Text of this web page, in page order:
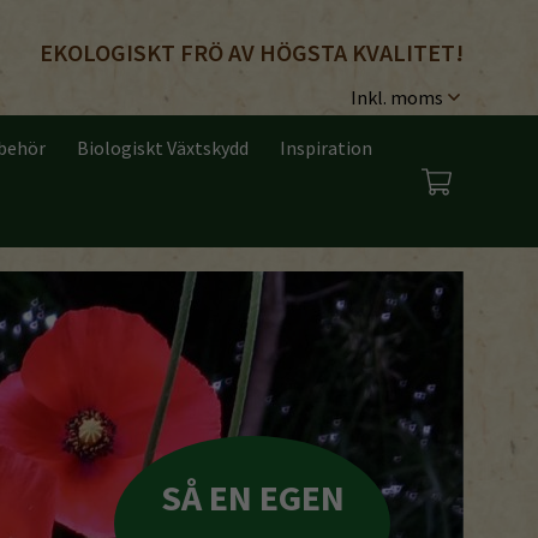
EKOLOGISKT FRÖ AV HÖGSTA KVALITET!
Biologiskt Växtskydd Inspiration
SÅ SALLAT I
SÅ EN EGEN
VÄXTSTÖD &
12 ROLIGA
SORTER ATT
HÅLLBARA